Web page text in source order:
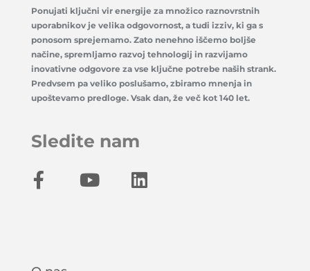
Ponujati ključni vir energije za množico raznovrstnih
uporabnikov je velika odgovornost, a tudi izziv, ki ga s
ponosom sprejemamo. Zato nenehno iščemo boljše
načine, spremljamo razvoj tehnologij in razvijamo
inovativne odgovore za vse ključne potrebe naših strank.
Predvsem pa veliko poslušamo, zbiramo mnenja in
upoštevamo predloge. Vsak dan, že več kot 140 let.
Sledite nam